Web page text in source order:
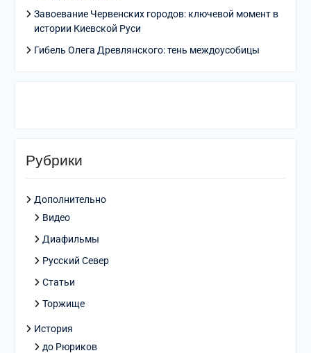
Завоевание Червенских городов: ключевой момент в
истории Киевской Руси
Гибель Олега Древлянского: тень междоусобицы
Рубрики
Дополнительно
Видео
Диафильмы
Русский Север
Статьи
Торжище
История
до Рюриков